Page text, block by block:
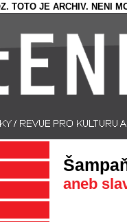
TOTO JE ARCHIV. NENI
aneb